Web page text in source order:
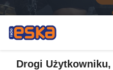
Drogi Użytkowniku,